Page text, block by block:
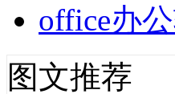
office办
图文推荐